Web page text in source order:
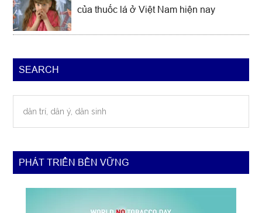
của thuốc lá ở Việt Nam hiện nay
SEARCH
dân
PHÁT TRIỂN BỀN VỮNG